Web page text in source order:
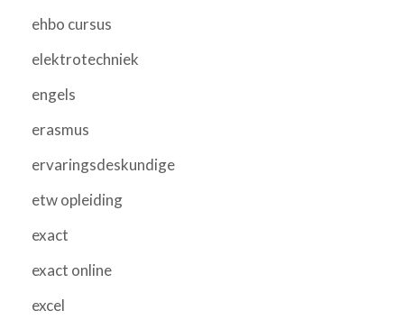
ehbo cursus
elektrotechniek
engels
erasmus
ervaringsdeskundige
etw opleiding
exact
exact online
excel